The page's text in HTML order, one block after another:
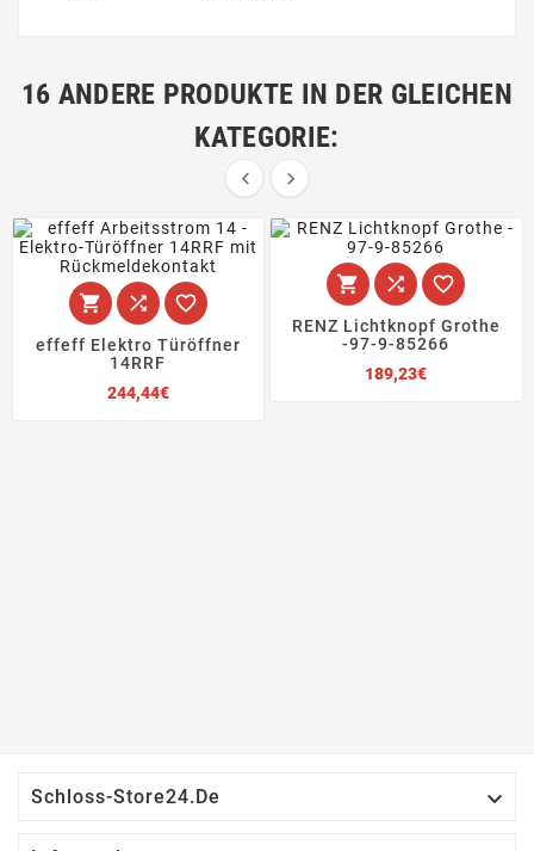
16 ANDERE PRODUKTE IN DER GLEICHEN
KATEGORIE:
 
  
effeff Elektro Türöffner
14RRF
244,44€Preis
  
RENZ Lichtknopf Grothe
-97-9-85266
189,23€Preis
Schloss-Store24.de 